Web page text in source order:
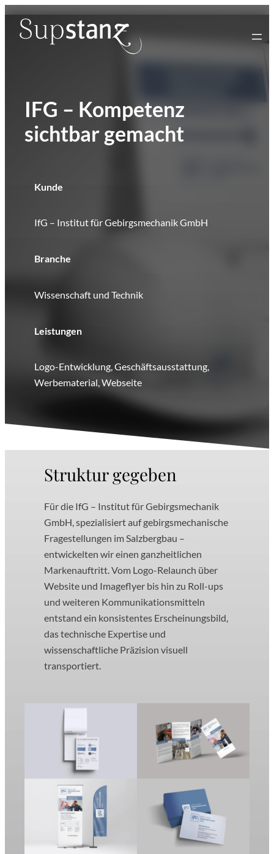
Zum
Inhalt
IFG – Kompetenz
sichtbar gemacht
Kunde
IfG – Institut für Gebirgsmechanik GmbH
Branche
Wissenschaft und Technik
Leistungen
Logo-Entwicklung, Geschäftsausstattung,
Werbematerial, Webseite
Struktur gegeben
Für die IfG – Institut für Gebirgsmechanik
GmbH, spezialisiert auf gebirgsmechanische
Fragestellungen im Salzbergbau –
entwickelten wir einen ganzheitlichen
Markenauftritt. Vom Logo-Relaunch über
Website und Imageflyer bis hin zu Roll-ups
und weiteren Kommunikationsmitteln
entstand ein konsistentes Erscheinungsbild,
das technische Expertise und
wissenschaftliche Präzision visuell
transportiert.